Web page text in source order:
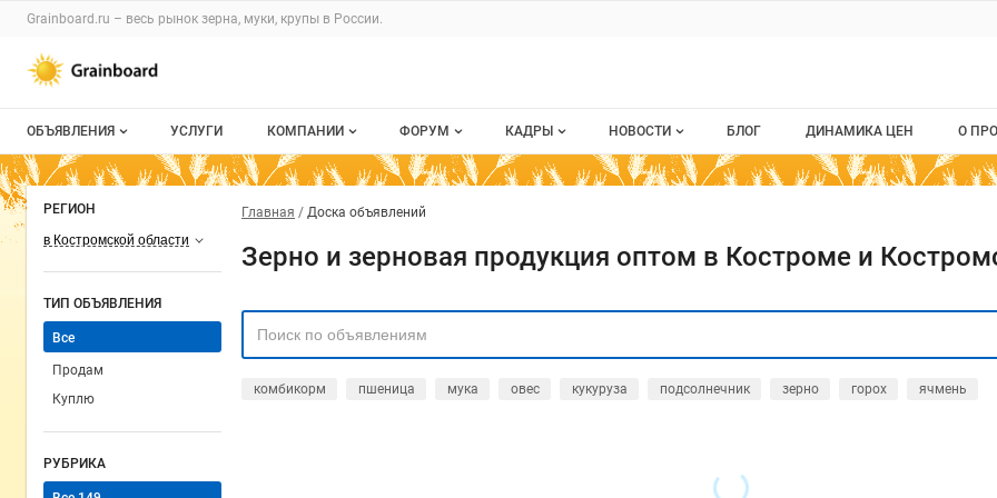
Grainboard.ru – весь рынок зерна, муки, крупы в России.
ОБЪЯВЛЕНИЯ
Все объявления
УСЛУГИ КОМПАНИИ
О каталоге компаний
Моя компания
Платное размещение
ФОРУМ
Все темы
С моим участием
КАДРЫ
Все вакансии
НОВОСТИ
Новости рынка
БЛОГ ДИНАМИКА ЦЕН О
О
РЕГИОН
в Костромской области
ТИП ОБЪЯВЛЕНИЯ
Все
Продам
Куплю
РУБРИКА
Главная Доска объявлений
Зерно и зерновая продукция оптом в Костроме и
комбикорм пшеница мука овес кукуруза подсолнечник зерно горох ячмень